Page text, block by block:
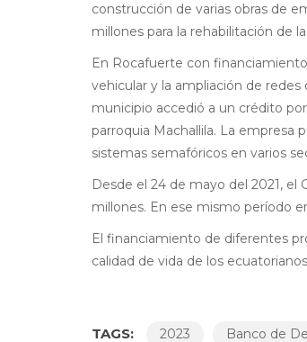
construcción de varias obras de
millones para la rehabilitación de
En Rocafuerte con
vehicular y la ampliación de
municipio accedió a un crédito
parroquia Machallila. La empresa
sistemas semafóricos en varios
Desde el 24 de mayo del 2021, el
millones. En ese mismo período
El financiamiento de diferentes
calidad de vida de los
TAGS: 2023 Banco de